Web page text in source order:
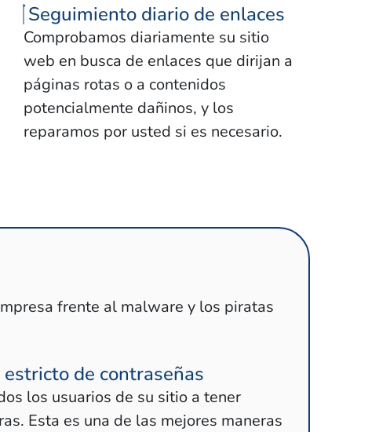
Seguimiento diario de enlaces
Comprobamos diariamente su sitio
web en busca de enlaces que dirijan a
páginas rotas o a contenidos
potencialmente dañinos, y los
reparamos por usted si es necesario.
frente al malware y los piratas
de contraseñas
los usuarios de su sitio a tener
Esta es una de las mejores maneras